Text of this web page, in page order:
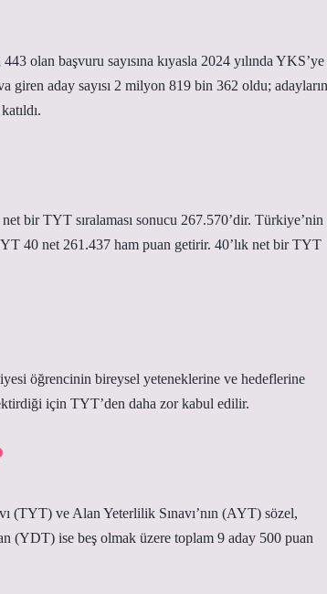
başvuru sayısına kıyasla 2024 yılında YKS’ye
giren aday sayısı 2 milyon 819 bin 362 oldu; adayların
bir TYT sıralaması sonucu 267.570’dir. Türkiye’nin
40 net 261.437 ham puan getirir. 40’lık net bir TYT
öğrencinin bireysel yeteneklerine ve hedeflerine
için TYT’den daha zor kabul edilir.
(TYT) ve Alan Yeterlilik Sınavı’nın (AYT) sözel,
(YDT) ise beş olmak üzere toplam 9 aday 500 puan